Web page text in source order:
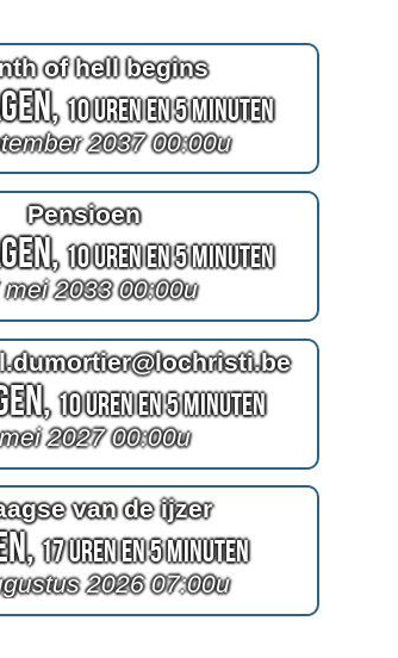
of hell begins
10 Uren en 5 Minuten
2037 00:00u
Pensioen
10 Uren en 5 Minuten
mei 2033 00:00u
10 Uren en 5 Minuten
2027 00:00u
van de ijzer
17 Uren en 5 Minuten
2026 07:00u